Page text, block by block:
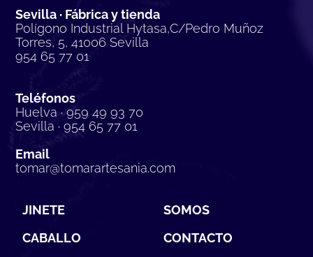
Sevilla · Fábrica y tienda
Polígono Industrial Hytasa,C/Pedro Muñoz
Torres, 5, 41006 Sevilla
954 65 77 01
Teléfonos
Huelva · 959 49 93 70
Sevilla · 954 65 77 01
Email
tomar@tomarartesania.com
JINETE
CABALLO
SOMOS
CONTACTO